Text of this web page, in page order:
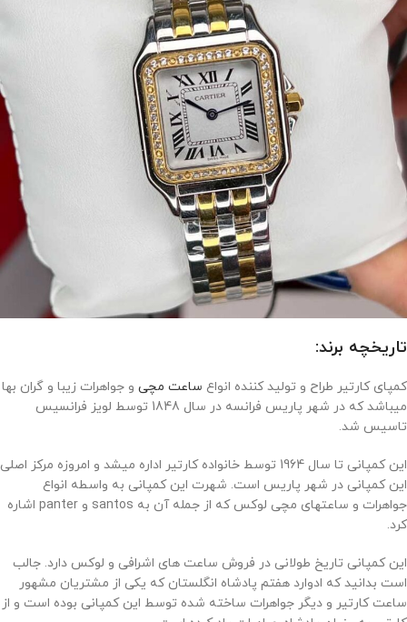
تاریخچه برند:
کمپای کارتیر طراح و تولید کننده انواع ساعت مچی و جواهرات زیبا و گران بها
میباشد که در شهر پاریس فرانسه در سال 1848 توسط لویز فرانسیس
تاسیس شد.
این کمپانی تا سال 1964 توسط خانواده کارتیر اداره میشد و امروزه مرکز اصلی
این کمپانی در شهر پاریس است. شهرت این کمپانی به واسطه انواع
جواهرات و ساعتهای مچی لوکس که از جمله آن به santos و panter اشاره
کرد.
این کمپانی تاریخ طولانی در فروش ساعت های اشرافی و لوکس دارد. جالب
است بدانید که ادوارد هفتم پادشاه انگلستان که یکی از مشتریان مشهور
ساعت کارتیر و دیگر جواهرات ساخته شده توسط این کمپانی بوده است و از